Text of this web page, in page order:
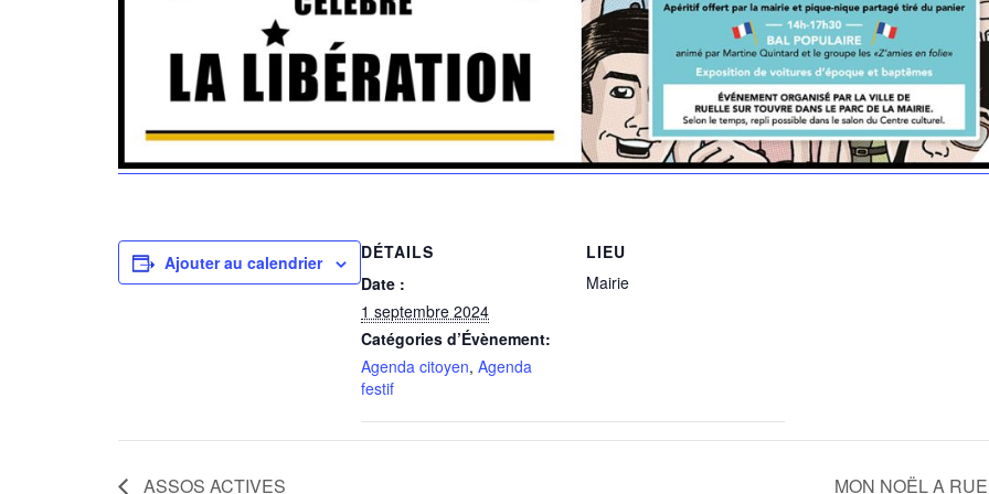
Ajouter au calendrier
DÉTAILS
Date :
1 septembre 2024
Catégories d’Évènement:
Agenda citoyen, Agenda
festif
LIEU
Mairie
ASSOS ACTIVES MON NOËL A